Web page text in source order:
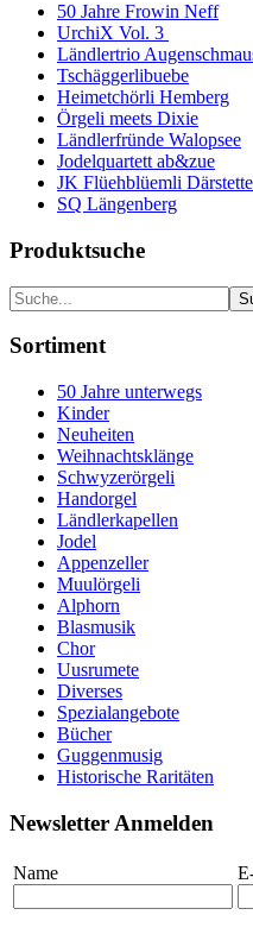
50 Jahre Frowin Neff
UrchiX Vol. 3
Ländlertrio
Tschäggerlibuebe
Heimetchörli Hemberg
Örgeli meets Dixie
Ländlerfründe Walopsee
Jodelquartett ab&zue
JK Flüehblüemli
SQ Längenberg
Produktsuche
Sortiment
50 Jahre unterwegs
Kinder
Neuheiten
Weihnachtsklänge
Schwyzerörgeli
Handorgel
Ländlerkapellen
Jodel
Appenzeller
Muulörgeli
Alphorn
Blasmusik
Chor
Uusrumete
Diverses
Spezialangebote
Bücher
Guggenmusig
Historische Raritäten
Newsletter Anmelden
Name